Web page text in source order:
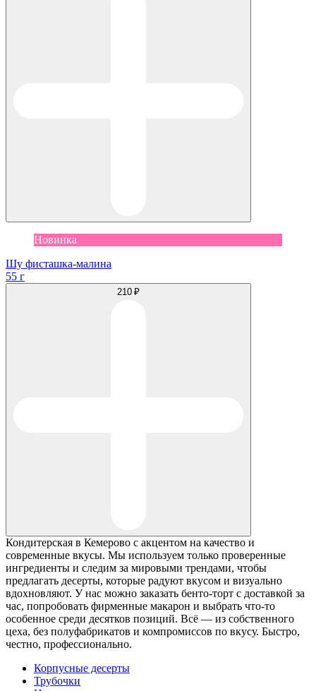
Новинка
Шу фисташка-малина
55 г
210 ₽
Кондитерская в Кемерово с акцентом на качество и
современные вкусы. Мы используем только проверенные
ингредиенты и следим за мировыми трендами, чтобы
предлагать десерты, которые радуют вкусом и визуально
вдохновляют. У нас можно заказать бенто-торт с доставкой за
час, попробовать фирменные макарон и выбрать что-то
особенное среди десятков позиций. Всё — из собственного
цеха, без полуфабрикатов и компромиссов по вкусу. Быстро,
честно, профессионально.
Корпусные десерты
Трубочки